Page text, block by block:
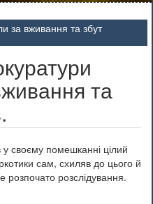
за вживання та збут
та
у своєму помешканні цілий
сам, схиляв до цього й
розслідування.